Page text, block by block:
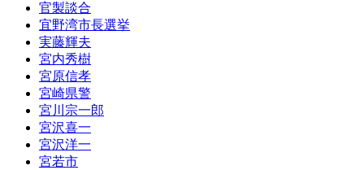
官製談合
宜野湾市長選挙
実藤輝夫
宮内秀樹
宮原信孝
宮崎県警
宮川宗一郎
宮沢喜一
宮沢洋一
宮若市